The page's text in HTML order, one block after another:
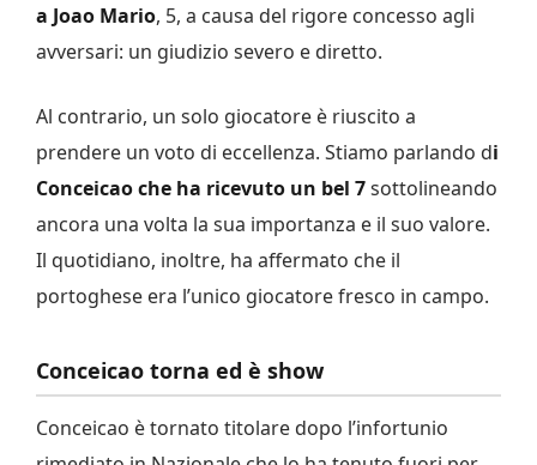
a Joao Mario, 5, a causa del rigore concesso agli
avversari: un giudizio severo e diretto.
Al contrario, un solo giocatore è riuscito a
prendere un voto di eccellenza. Stiamo parlando di
Conceicao che ha ricevuto un bel 7sottolineando
ancora una volta la sua importanza e il suo valore.
Il quotidiano, inoltre, ha affermato che il
portoghese era l’unico giocatore fresco in campo.
Conceicao torna ed è show
Conceicao è tornato titolare dopo l’infortunio